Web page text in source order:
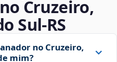
Cruzeiro,
Sul‑RS
no Cruzeiro,
mim?